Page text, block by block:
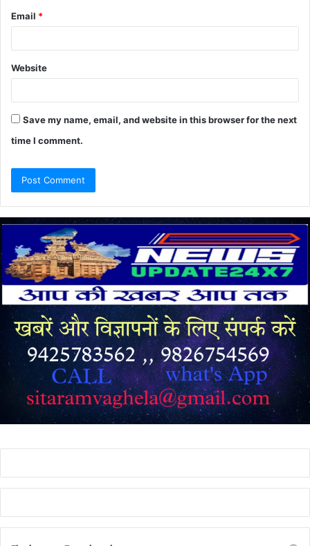
Email *
Website
Save my name, email, and website in this browser for the next
time I comment.